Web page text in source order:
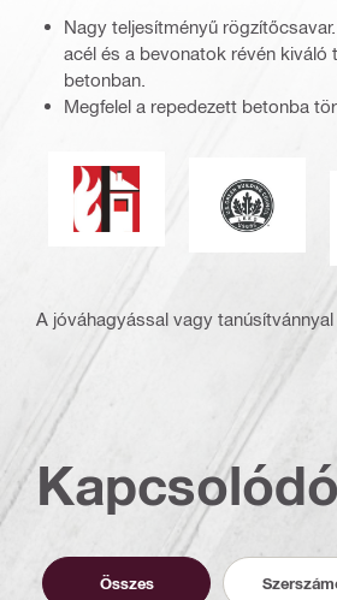
Nagy teljesítményű
acél és a bevonatok révén
betonban.
Megfelel a repedezett betonba
Tűzállóság Irányítás
A jóváhagyással vagy
Összes